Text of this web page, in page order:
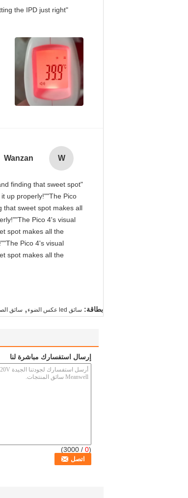
the IPD just right
W
Wanzan
finding that sweet spot
up properly!""The Pico
that sweet spot makes all
Pico 4's visual
spot makes all the
Pico 4's visual
spot makes all the
بطاقة: سائق led عكس الضوء , سائق
إرسال استفسارك مباشرة لنا
(
0
/ 3000)